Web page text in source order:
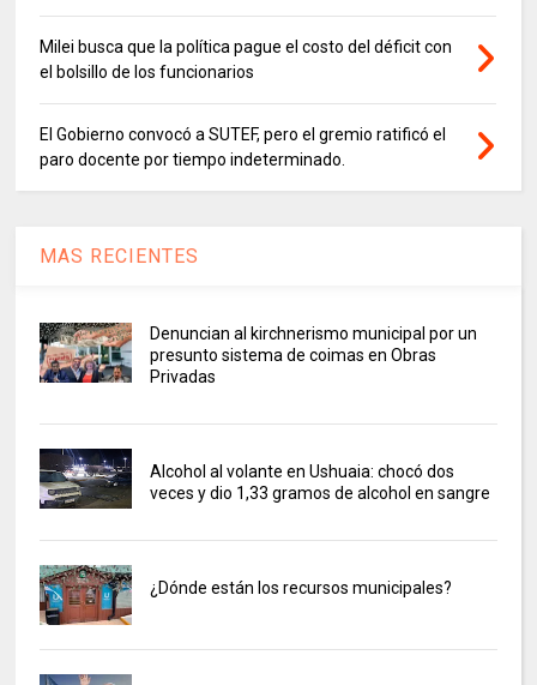
Milei busca que la política pague el costo del déficit con
el bolsillo de los funcionarios
El Gobierno convocó a SUTEF, pero el gremio ratificó el
paro docente por tiempo indeterminado.
MAS RECIENTES
Denuncian al kirchnerismo municipal por un
presunto sistema de coimas en Obras
Privadas
Alcohol al volante en Ushuaia: chocó dos
veces y dio 1,33 gramos de alcohol en sangre
¿Dónde están los recursos municipales?